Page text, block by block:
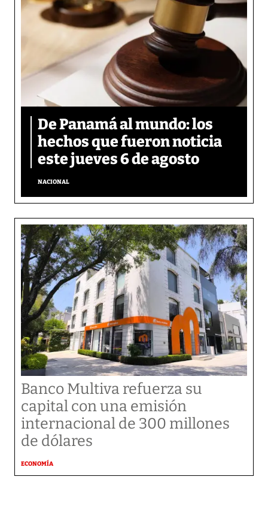
De Panamá al mundo: los
hechos que fueron noticia
este jueves 6 de agosto
NACIONAL
Banco Multiva refuerza su
capital con una emisión
internacional de 300 millones
de dólares
ECONOMÍA